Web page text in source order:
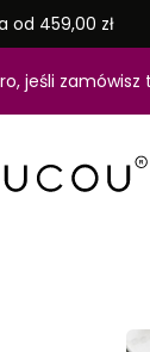
od 459,00 zł
jeśli zamówisz